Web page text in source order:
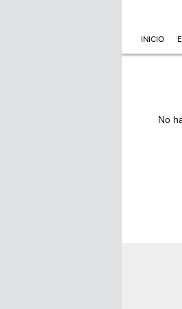
INICIO
No